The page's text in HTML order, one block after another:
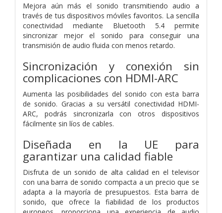
Mejora aún más el sonido transmitiendo audio a
través de tus dispositivos móviles favoritos. La sencilla
conectividad mediante Bluetooth 5.4 permite
sincronizar mejor el sonido para conseguir una
transmisión de audio fluida con menos retardo.
Sincronización y conexión sin
complicaciones con HDMI-ARC
Aumenta las posibilidades del sonido con esta barra
de sonido. Gracias a su versátil conectividad HDMI-
ARC, podrás sincronizarla con otros dispositivos
fácilmente sin líos de cables.
Diseñada en la UE para
garantizar una calidad fiable
Disfruta de un sonido de alta calidad en el televisor
con una barra de sonido compacta a un precio que se
adapta a la mayoría de presupuestos. Esta barra de
sonido, que ofrece la fiabilidad de los productos